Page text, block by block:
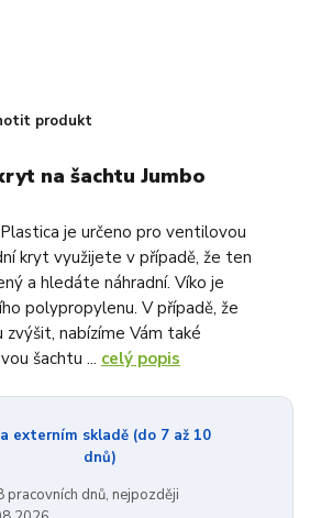
produkt
na šachtu Jumbo
je určeno pro ventilovou
kryt využijete v případě, že ten
a hledáte náhradní. Víko je
polypropylenu. V případě, že
nabízíme Vám také
šachtu ... celý popis
externím skladě (do 7 až 10
dnů)
pracovních dnů, nejpozději